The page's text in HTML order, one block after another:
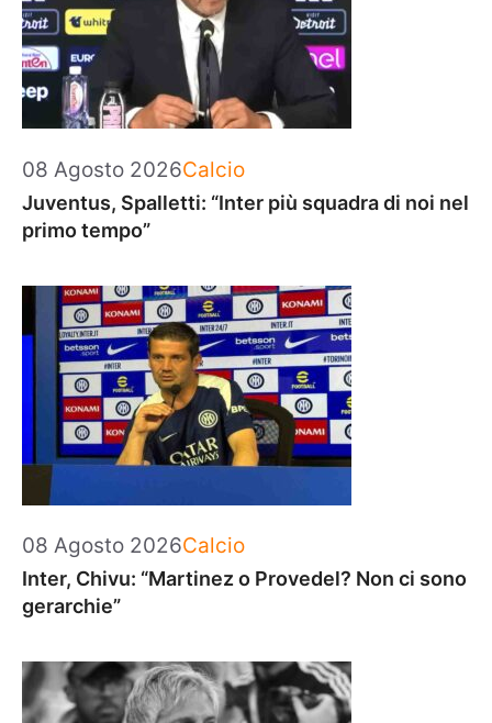
08 Agosto 2026Categorie
Calcio
Juventus, Spalletti: “Inter più squadra di noi nel
primo tempo”
08 Agosto 2026Categorie
Calcio
Inter, Chivu: “Martinez o Provedel? Non ci sono
gerarchie”